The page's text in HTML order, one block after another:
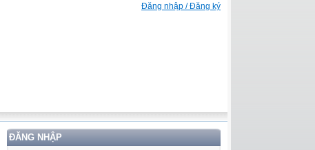
Đăng nhập / Đăng ký
ĐĂNG NHẬP